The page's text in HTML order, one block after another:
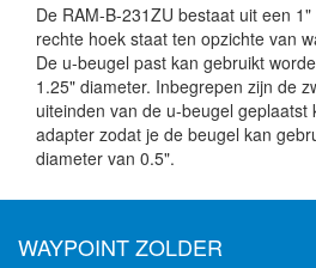
De RAM-B-231ZU bestaat uit een
rechte hoek staat ten opzichte van
De u-beugel past kan gebruikt
1.25" diameter. Inbegrepen zijn de
uiteinden van de u-beugel geplaatst
adapter zodat je de beugel kan
diameter van 0.5".
WAYPOINT ZOLDER